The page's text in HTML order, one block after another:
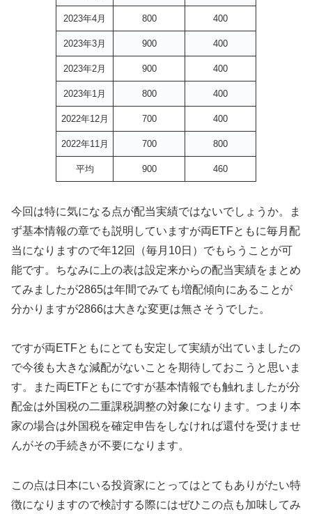
2023年4月 800 400
2023年3月 900 400
2023年2月 900 400
2023年1月 800 400
2022年12月 700 400
2022年11月 700 800
平均 900 460
今回は特に気になる点が配当実績ではないでしょうか。ま
ず基本情報の章でも説明していますが両ETFともに毎月配
当になりますので年12回（毎月10日）でもらうことが可
能です。ちなみに上の表は設定来からの配当実績をまとめ
てみましたが2865は年間でみても増配傾向にあることが
分かりますが2866は大きな変更は無さそうでした。
ですが両ETFともにとても安定して実績が出ていましたの
で今後も大きな減配がないことを期待しておこうと思いま
す。また両ETFともにですが基本情報でも触れましたが分
配金は外国税の二重課税調整の対象になります。つまり本
家の場合は外国税を確定申告をしなければ還付を受けませ
んがその手続きが不要になります。
この点は日本にいる投資家にとってはとてもありがたい特
徴になりますので検討する際にはぜひこの点も加味してみ